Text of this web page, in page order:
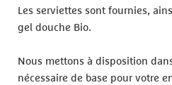
Les serviettes sont fournies,
gel douche Bio.
Nous mettons à disposition
nécessaire de base pour votre